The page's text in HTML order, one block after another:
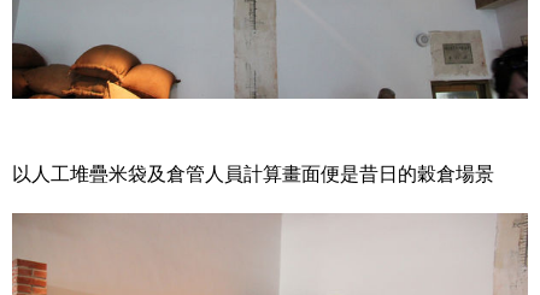
以人工堆疊米袋及倉管人員計算畫面便是昔日的穀倉場景